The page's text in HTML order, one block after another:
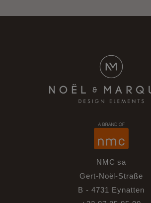
NMC sa
Gert-Noël-Straße
B - 4731 Eynatten